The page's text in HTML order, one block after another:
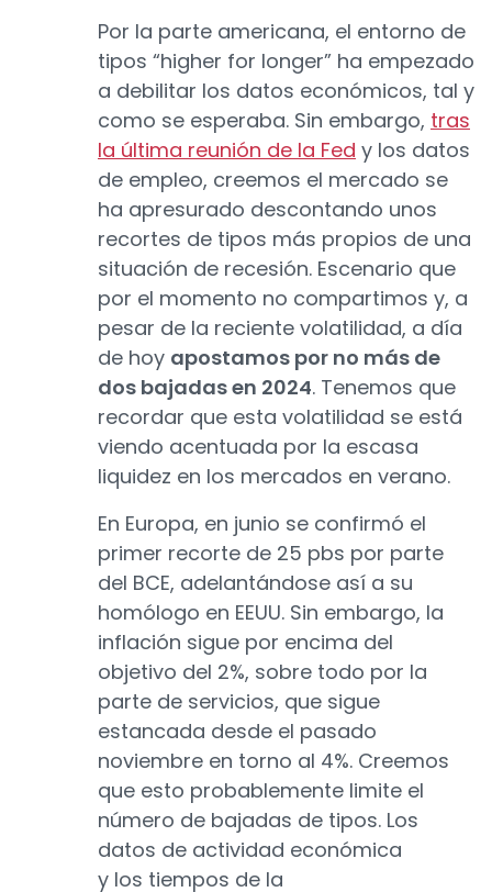
Por la parte americana, el entorno de
tipos “higher for longer” ha empezado
a debilitar los datos económicos, tal y
como se esperaba. Sin embargo, tras
la última reunión de la Fed y los datos
de empleo, creemos el mercado se
ha apresurado descontando unos
recortes de tipos más propios de una
situación de recesión. Escenario que
por el momento no compartimos y, a
pesar de la reciente volatilidad, a día
de hoy apostamos por no más de
dos bajadas en 2024. Tenemos que
recordar que esta volatilidad se está
viendo acentuada por la escasa
liquidez en los mercados en verano.
En Europa, en junio se confirmó el
primer recorte de 25 pbs por parte
del BCE, adelantándose así a su
homólogo en EEUU. Sin embargo, la
inflación sigue por encima del
objetivo del 2%, sobre todo por la
parte de servicios, que sigue
estancada desde el pasado
noviembre en torno al 4%. Creemos
que esto probablemente limite el
número de bajadas de tipos. Los
datos de actividad económica
y los tiempos de la